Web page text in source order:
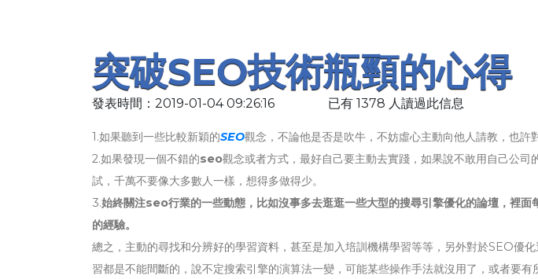
突破SEO技術瓶頸的心得
發表時間：2019-01-04 09:26:16 已有 1378 人讀過此信息
1.如果聽到一些比較新穎的SEO觀念，不論他是否是吹牛，不妨虛心主動向他人請教，也許
2.如果發現一個不錯的seo觀念或者方式，最好自己要主動去實踐，如果說不敢用自己公司
試，千萬不要像大多數人一樣，想得多做得少。
3.始終關注seo行業的一些動態，比如沒事多去逛逛一些大型的搜尋引擎優化的論壇，裡面
的經驗。
總之，主動的尋找和分辨好的學習資料，甚至是加入培訓機構學習等等，另外對於SEO優
習都是不能間斷的，說不定搜索引擎的演算法一變，可能某些操作手法就沒用了，或者要